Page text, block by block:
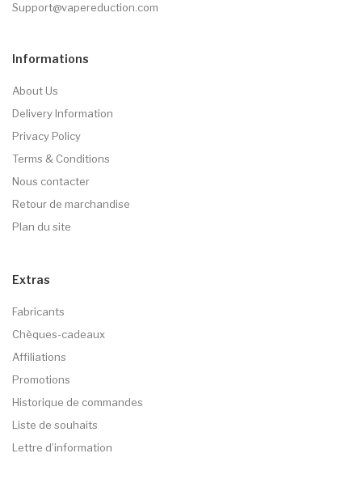
Support@vapereduction.com
Informations
About Us
Delivery Information
Privacy Policy
Terms & Conditions
Nous contacter
Retour de marchandise
Plan du site
Extras
Fabricants
Chèques-cadeaux
Affiliations
Promotions
Historique de commandes
Liste de souhaits
Lettre d’information